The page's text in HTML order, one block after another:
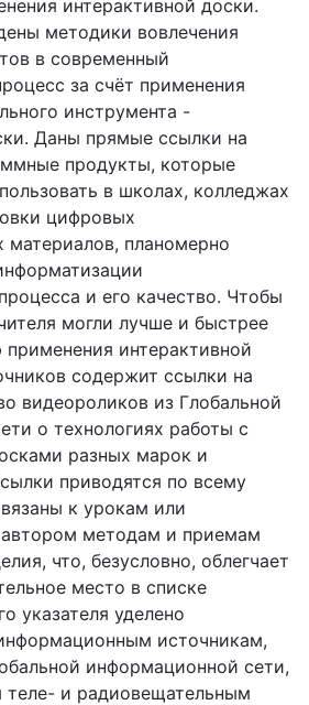
интерактивной доски.
методики вовлечения
в современный
за счёт применения
инструмента -
Даны прямые ссылки на
продукты, которые
в школах, колледжах
цифровых
планомерно
и его качество. Чтобы
могли лучше и быстрее
применения интерактивной
содержит ссылки на
видеороликов из Глобальной
о технологиях работы с
разных марок и
приводятся по всему
к урокам или
методам и приемам
что, безусловно, облегчает
место в списке
указателя уделено
источникам,
информационной сети,
теле- и радиовещательным